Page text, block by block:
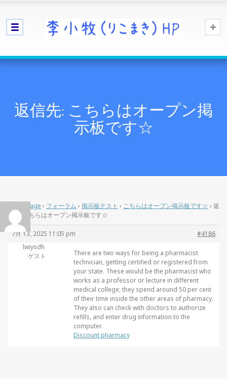
返信先: こちらはオープン掲
示板です☆
Home Page › フォーラム › 掲示板テスト › こちらはオープン掲示板です☆ › 返
信先: こちらはオープン掲示板です☆
7月 13, 2025 11:05 pm
#4186
lwiysdh
ゲスト
There are two ways for being a pharmacist
technician, getting certified or registered from
your state. These would be the pharmacist who
works as a professor or lecture in different
medical college; they spend around 50 per cent
of their time inside the other areas of pharmacy.
They also can check with doctors to authorize
refills, and enter drug information to the
computer.
Discount pharmacy